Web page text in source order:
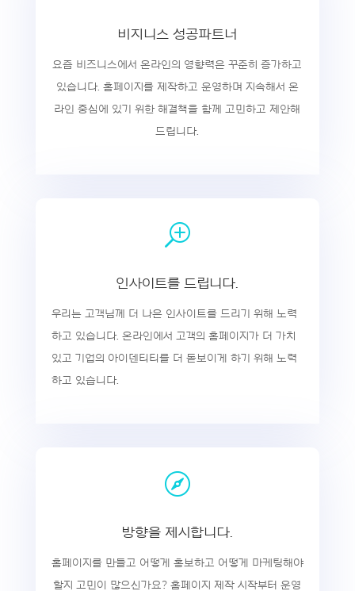
비지니스 성공파트너
요즘 비즈니스에서 온라인의 영향력은 꾸준히 증가하고
있습니다. 홈페이지를 제작하고 운영하며 지속해서 온
라인 중심에 있기 위한 해결책을 함께 고민하고 제안해
드립니다.
T
인사이트를 드립니다.
우리는 고객님께 더 나은 인사이트를 드리기 위해 노력
하고 있습니다. 온라인에서 고객의 홈페이지가 더 가치
있고 기업의 아이덴티티를 더 돋보이게 하기 위해 노력
하고 있습니다.

방향을 제시합니다.
홈페이지를 만들고 어떻게 홍보하고 어떻게 마케팅해야
할지 고민이 많으신가요? 홈페이지 제작 시작부터 운영